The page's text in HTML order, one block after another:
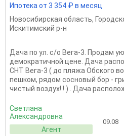
Ипотека от 3 354 ₽ в месяц
Новосибирская область,
Искитимский р-н
Дача по ул. с/о Вега-3. Продам
демократичной цене. Дача
СНТ Вега-3 ( до пляжа Обского
пешком, рядом сосновый бор -
чистый воздух! ! ) . Дача
Светлана
Александровна
Агент
09.08